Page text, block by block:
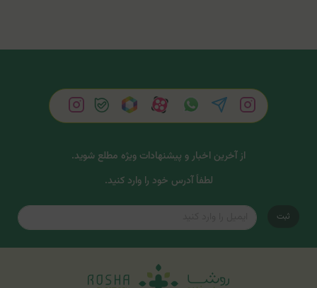
از آخرین اخبار و پیشنهادات ویژه مطلع شوید.
لطفاً آدرس خود را وارد کنید.
ثبت